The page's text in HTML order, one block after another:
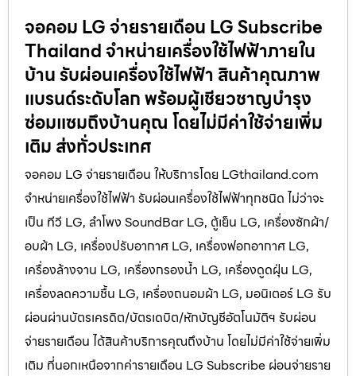
จอคอม LG จ่ายรายเดือน LG Subscribe
Thailand จำหน่ายเครื่องใช้ไฟฟ้าภายใน
บ้าน รับผ่อนเครื่องใช้ไฟฟ้า สินค้าคุณภาพ
แบรนด์ระดับโลก พร้อมผู้เชียวชาญบำรุง
ซ่อมแซมถึงบ้านคุณ โดยไม่มีค่าใช้จ่ายเพิ่ม
เติม ส่งทั่วประเทศ
จอคอม LG จ่ายรายเดือน ให้บริการโดย LGthailand.com
จำหน่ายเครื่องใช้ไฟฟ้า รับผ่อนเครื่องใช้ไฟฟ้าทุกชนิด ไม่ว่าจะ
เป็น ทีวี LG, ลำโพง SoundBar LG, ตู้เย็น LG, เครื่องซักผ้า/
อบผ้า LG, เครื่องปรับอากาศ LG, เครื่องฟอกอากาศ LG,
เครื่องล้างจาน LG, เครื่องกรองน้ำ LG, เครื่องดูดฝุ่น LG,
เครื่องลดความชื้น LG, เครื่องถนอมผ้า LG, มอนิเตอร์ LG รับ
ผ่อนผ่านบัตรเครดิต/บัตรเดบิต/หักบัญชีอัตโนมัติฯ รับผ่อน
จ่ายรายเดือน ได้สินค้าบริการคุณถึงบ้าน โดยไม่มีค่าใช้จ่ายเพิ่ม
เติม ที่นอกเหนือจากค่ารายเดือน LG Subscribe ผ่อนจ่ายราย